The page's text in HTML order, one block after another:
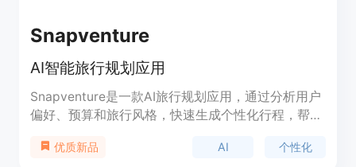
Snapventure
AI智能旅行规划应用
Snapventure是一款AI旅行规划应用，通过分析用户
偏好、预算和旅行风格，快速生成个性化行程，帮助
优质新品 AI 个性化